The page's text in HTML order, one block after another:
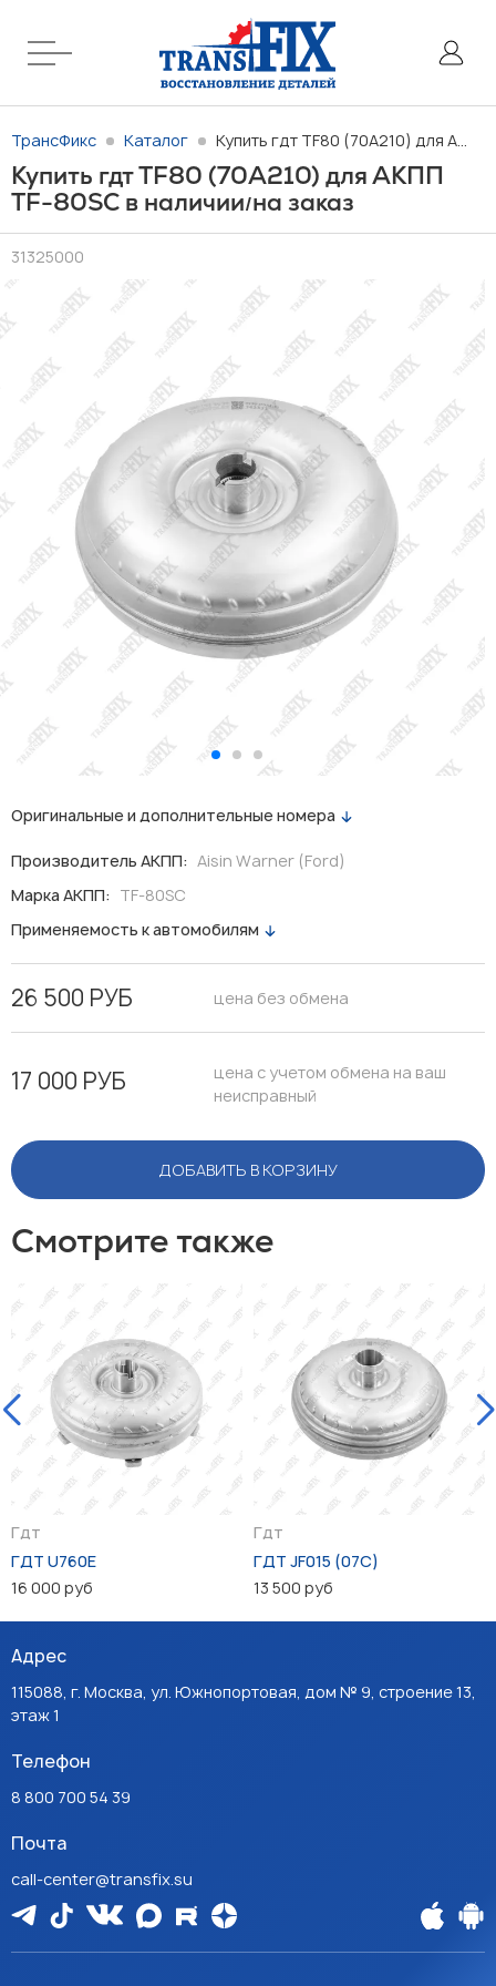
ТрансФикс Каталог Купить гдт TF80 (70A210) для АКПП TF-80SC в наличии/на заказ
Купить гдт TF80 (70A210) для АКПП
TF-80SC в наличии/на заказ
31325000
Оригинальные и дополнительные номера
Производитель АКПП: Aisin Warner (Ford)
Марка АКПП: TF-80SC
Применяемость к автомобилям
26 500 РУБ цена без обмена
17 000 РУБ
цена с учетом обмена на ваш
неисправный
ДОБАВИТЬ В КОРЗИНУ
Смотрите также
Гдт
ГДТ U760E
16 000 руб
Гдт
ГДТ JF015 (07C)
13 500 руб
Адрес
115088, г. Москва, ул. Южнопортовая, дом № 9, строение 13,
этаж 1
Телефон
8 800 700 54 39
Почта
call-center@transfix.su